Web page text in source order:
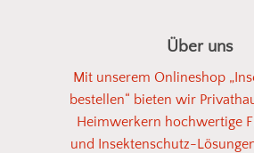
Über uns
Mit unserem Onlineshop
bestellen“ bieten wir
Heimwerkern hochwertige
und Insektenschutz-